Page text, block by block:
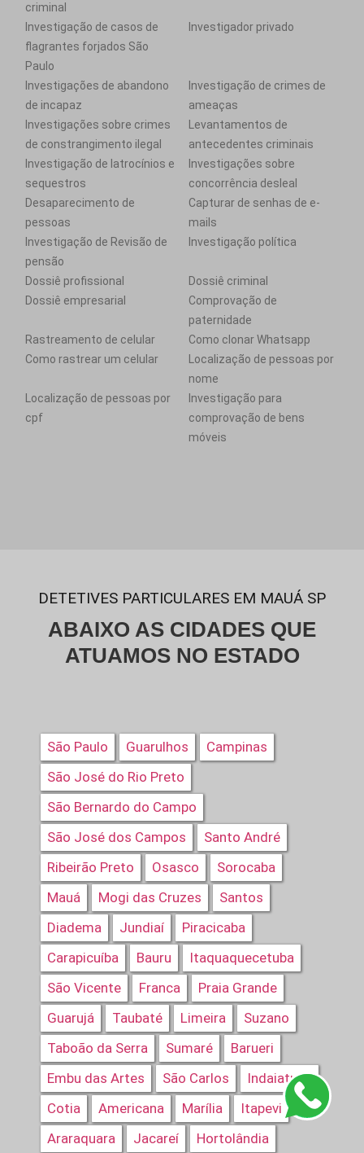
criminal
Investigação de casos de
flagrantes forjados São
Paulo
Investigador privado
Investigações de abandono
de incapaz
Investigação de crimes de
ameaças
Investigações sobre crimes
de constrangimento ilegal
Levantamentos de
antecedentes criminais
Investigação de latrocínios e
sequestros
Investigações sobre
concorrência desleal
Desaparecimento de
pessoas
Capturar de senhas de e-
mails
Investigação de Revisão de
pensão
Investigação política
Dossiê profissional
Dossiê criminal
Dossiê empresarial
Comprovação de
paternidade
Rastreamento de celular
Como clonar Whatsapp
Como rastrear um celular
Localização de pessoas por
nome
Localização de pessoas por
cpf
Investigação para
comprovação de bens
móveis
DETETIVES PARTICULARES EM MAUÁ SP
ABAIXO AS CIDADES QUE
ATUAMOS NO ESTADO
São Paulo Guarulhos
Campinas
São José do Rio Preto
São Bernardo do Campo
São José dos Campos
Santo André
Ribeirão Preto
Osasco
Sorocaba
Mauá
Mogi das Cruzes
Santos
Diadema
Jundiaí
Piracicaba
Carapicuíba
Bauru
Itaquaquecetuba
São Vicente
Franca
Praia Grande
Guarujá
Taubaté Limeira
Suzano
Taboão da Serra
Sumaré
Barueri
Embu das Artes
São Carlos
Indaiatuba
Cotia
Americana Marília
Itapevi
Araraquara
Jacareí Hortolândia